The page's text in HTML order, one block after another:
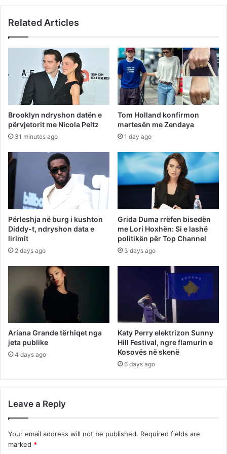
Related Articles
Brooklyn ndryshon datën e
përvjetorit me Nicola Peltz
31 minutes ago
Tom Holland konfirmon
martesën me Zendaya
1 day ago
Përleshja në burg i kushton
Diddy-t, ndryshon data e
lirimit
2 days ago
Grida Duma rrëfen bisedën
me Lori Hoxhën: Si e lashë
politikën për Top Channel
3 days ago
Ariana Grande tërhiqet nga
jeta publike
4 days ago
Katy Perry elektrizon Sunny
Hill Festival, ngre flamurin e
Kosovës në skenë
6 days ago
Leave a Reply
Your email address will not be published. Required fields are
marked *